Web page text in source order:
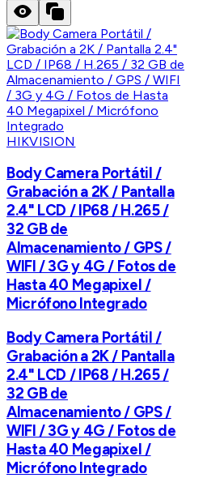
HIKVISION
Body Camera Portátil /
Grabación a 2K / Pantalla
2.4" LCD / IP68 / H.265 /
32 GB de
Almacenamiento / GPS /
WIFI / 3G y 4G / Fotos de
Hasta 40 Megapixel /
Micrófono Integrado
Body Camera Portátil /
Grabación a 2K / Pantalla
2.4" LCD / IP68 / H.265 /
32 GB de
Almacenamiento / GPS /
WIFI / 3G y 4G / Fotos de
Hasta 40 Megapixel /
Micrófono Integrado